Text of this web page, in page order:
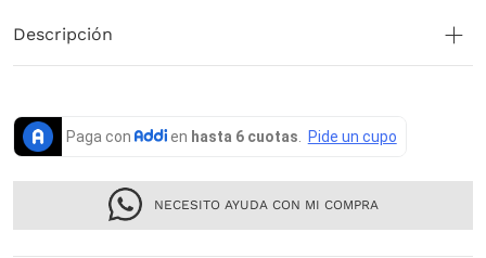
Descripción
NECESITO AYUDA CON MI COMPRA